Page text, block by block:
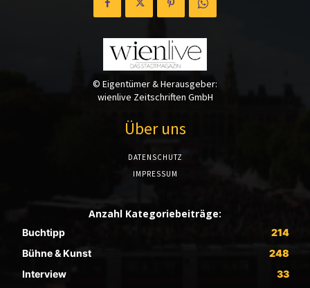
© Eigentümer & Herausgeber:
wienlive Zeitschriften GmbH
Über uns
DATENSCHUTZ
IMPRESSUM
Anzahl Kategoriebeiträge:
Buchtipp
214
Bühne & Kunst
248
Interview
33